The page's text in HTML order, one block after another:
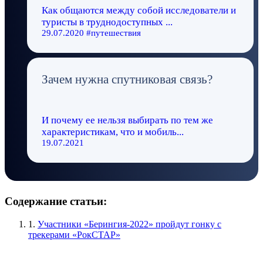
Как общаются между собой исследователи и
туристы в труднодоступных ...
29.07.2020 #путешествия
Зачем нужна спутниковая связь?
И почему ее нельзя выбирать по тем же
характеристикам, что и мобиль...
19.07.2021
Содержание статьи:
1. Участники «Берингия-2022» пройдут гонку с
трекерами «РокСТАР»